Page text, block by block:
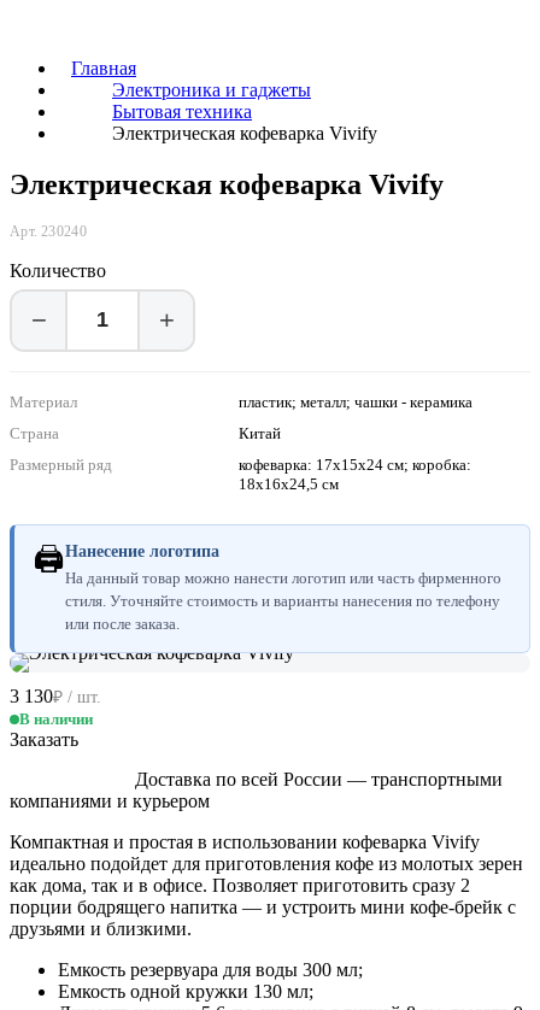
Главная
Электроника и гаджеты
Бытовая техника
Электрическая кофеварка Vivify
Электрическая кофеварка Vivify
Арт. 230240
Количество
− +
Материал
пластик; металл; чашки - керамика
Страна
Китай
Размерный ряд
кофеварка: 17х15х24 см; коробка:
18х16х24,5 см
🖨Нанесение логотипа
На данный товар можно нанести логотип или часть фирменного
стиля. Уточняйте стоимость и варианты нанесения по телефону
или после заказа.
3 130₽ / шт.
В наличии
Заказать
Доставка по всей России — транспортными
компаниями и курьером
Компактная и простая в использовании кофеварка Vivify
идеально подойдет для приготовления кофе из молотых зерен
как дома, так и в офисе. Позволяет приготовить сразу 2
порции бодрящего напитка — и устроить мини кофе-брейк с
друзьями и близкими.
Емкость резервуара для воды 300 мл;
Емкость одной кружки 130 мл;